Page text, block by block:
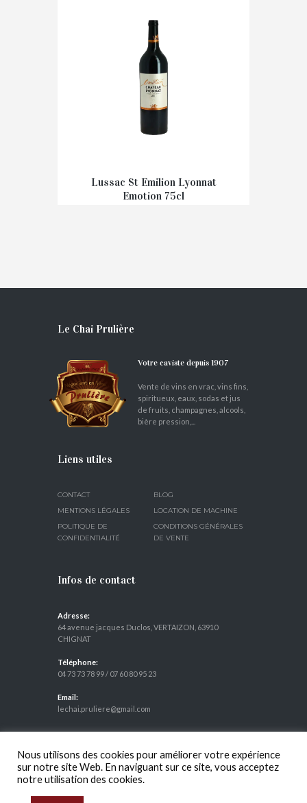
Lussac St Emilion Lyonnat
Emotion 75cl
Le Chai Prulière
Votre caviste depuis 1907
Vente de vins en vrac, vins fins,
spiritueux, eaux, sodas et jus
de fruits, champagnes, alcools,
bière pression,...
Liens utiles
CONTACT
BLOG
MENTIONS LÉGALES
LOCATION DE MACHINE
POLITIQUE DE
CONFIDENTIALITÉ
CONDITIONS GÉNÉRALES
DE VENTE
Infos de contact
Adresse:
64 avenue jacques Duclos, VERTAIZON, 63910
CHIGNAT
Téléphone:
04 73 73 78 99/ 07 60 80 95 23
Email:
lechai.pruliere@gmail.com
L'ABUS D'ALCOOL EST DANGEREUX POUR LA SANTÉ, À
CONSOMMER AVEC MODÉRATION
Nous utilisons des cookies pour améliorer votre expérience
sur notre site Web. En naviguant sur ce site, vous acceptez
notre utilisation des cookies.